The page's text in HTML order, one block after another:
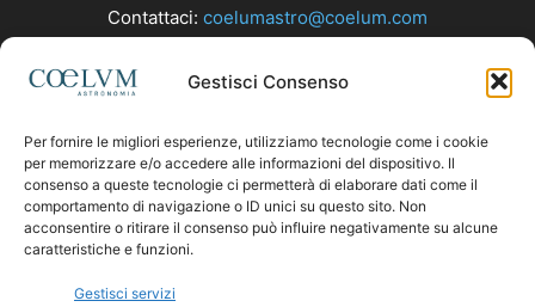
Gestisci Consenso
Per fornire le migliori esperienze, utilizziamo tecnologie come i cookie
per memorizzare e/o accedere alle informazioni del dispositivo. Il
consenso a queste tecnologie ci permetterà di elaborare dati come il
comportamento di navigazione o ID unici su questo sito. Non
acconsentire o ritirare il consenso può influire negativamente su alcune
caratteristiche e funzioni.
Gestisci servizi
Contattaci: coelumastro@coelum.com
SEGUICI